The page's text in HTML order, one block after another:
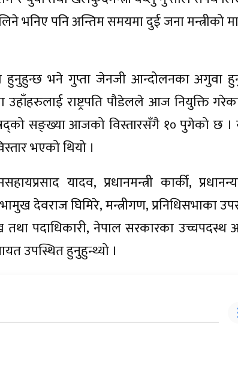
भनिए पनि अन्तिम समयमा दुई जना मन्त्रीको
हुनुहुन्छ भने गुप्ता जेनजी आन्दोलनका अगुवा
उहाँहरुलाई राष्ट्रपति पौडेलले आज नियुक्ति
सङ्ख्या आजको विस्तारसँगै १० पुगेको छ
भएको थियो ।
यादव, प्रधानमन्त्री कार्की,
देवराज घिमिरे, मन्त्रीगण, प्रनिधिसभाका
तथा पदाधिकारी, नेपाल सरकारका उच्चपदस्थ
उपस्थित हुनुहुन्थ्यो ।